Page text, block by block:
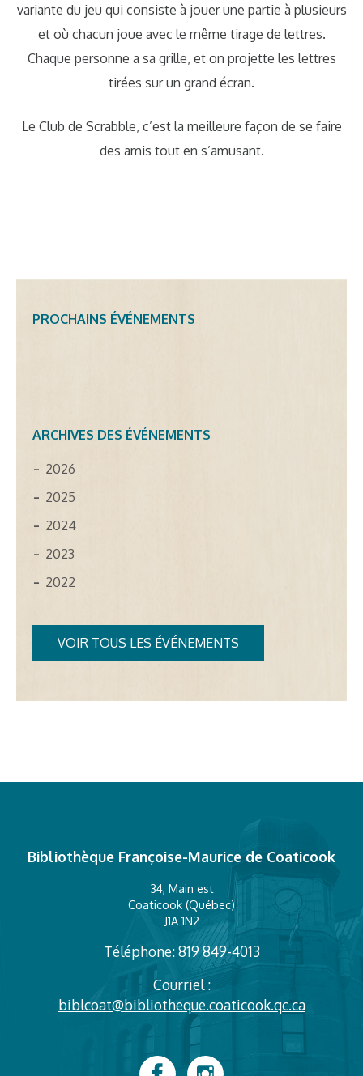
variante du jeu qui consiste à jouer une partie à plusieurs
et où chacun joue avec le même tirage de lettres.
Chaque personne a sa grille, et on projette les lettres
tirées sur un grand écran.
Le Club de Scrabble, c’est la meilleure façon de se faire
des amis tout en s’amusant.
PROCHAINS ÉVÉNEMENTS
ARCHIVES DES ÉVÉNEMENTS
2026
2025
2024
2023
2022
VOIR TOUS LES ÉVÉNEMENTS
Bibliothèque Françoise-Maurice de Coaticook
34, Main est
Coaticook (Québec)
J1A 1N2
Téléphone: 819 849-4013
Courriel :
biblcoat@bibliotheque.coaticook.qc.ca